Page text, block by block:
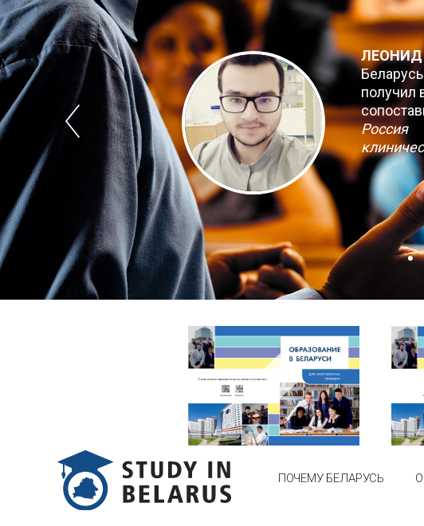
ЛЕОНИД
получил
Россия
ПОЧЕМУ БЕЛАРУСЬ